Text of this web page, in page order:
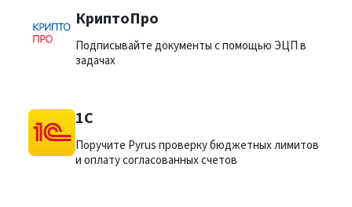
КриптоПро
Подписывайте документы с помощью ЭЦП в
задачах
1C
Поручите Pyrus проверку бюджетных лимитов
и оплату согласованных счетов